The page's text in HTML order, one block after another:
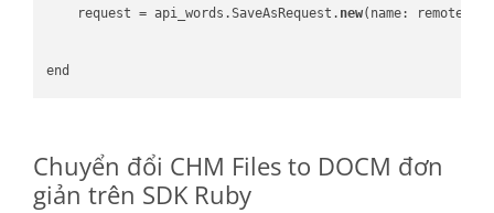
    request = api_words.SaveAsRequest.
new(name:
Chuyển đổi CHM Files to DOCM đơn
giản trên SDK Ruby